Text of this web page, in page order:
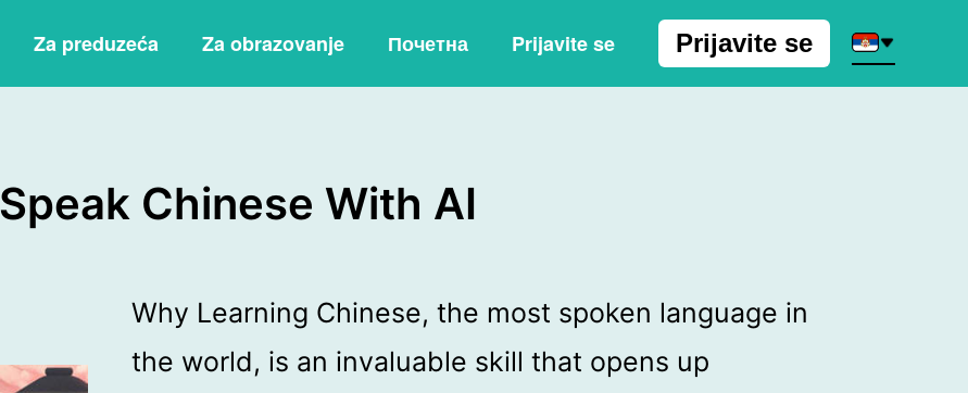
Za preduzeća Za obrazovanje Почетна Prijavite se Prijavite se
Speak Chinese With AI
Why Learning Chinese, the most spoken language in
the world, is an invaluable skill that opens up